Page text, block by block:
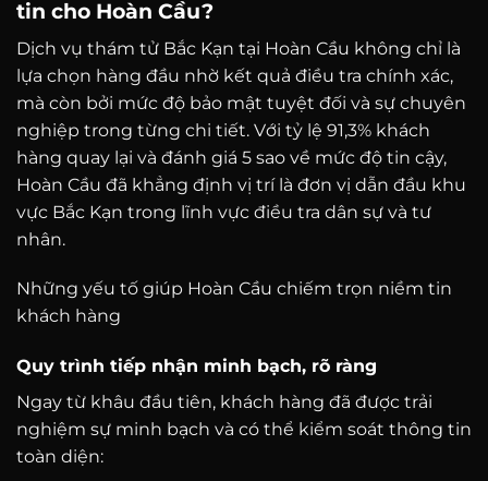
tin cho Hoàn Cầu?
Dịch vụ thám tử Bắc Kạn tại Hoàn Cầu không chỉ là
lựa chọn hàng đầu nhờ kết quả điều tra chính xác,
mà còn bởi mức độ bảo mật tuyệt đối và sự chuyên
nghiệp trong từng chi tiết. Với tỷ lệ 91,3% khách
hàng quay lại và đánh giá 5 sao về mức độ tin cậy,
Hoàn Cầu đã khẳng định vị trí là đơn vị dẫn đầu khu
vực Bắc Kạn trong lĩnh vực điều tra dân sự và tư
nhân.
Những yếu tố giúp Hoàn Cầu chiếm trọn niềm tin
khách hàng
Quy trình tiếp nhận minh bạch, rõ ràng
Ngay từ khâu đầu tiên, khách hàng đã được trải
nghiệm sự minh bạch và có thể kiểm soát thông tin
toàn diện: